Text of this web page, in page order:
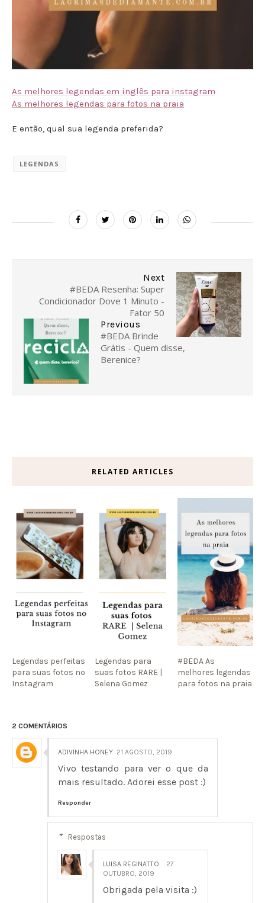
As melhores legendas em inglês para instagram
As melhores legendas para fotos na praia
E então, qual sua legenda preferida?
LEGENDAS
Next
#BEDA Resenha: Super
Condicionador Dove 1 Minuto -
Fator 50
Previous
#BEDA Brinde
Grátis - Quem disse,
Berenice?
RELATED ARTICLES
Legendas perfeitas
para suas fotos no
Instagram
Legendas para
suas fotos RARE |
Selena Gomez
#BEDA As
melhores legendas
para fotos na praia
2 COMENTÁRIOS
ADIVINHA HONEY 21 AGOSTO, 2019
Vivo testando para ver o que da
mais resultado. Adorei esse post :)
Responder
Respostas
LUISA REGINATTO
27
OUTUBRO, 2019
Obrigada pela visita :)